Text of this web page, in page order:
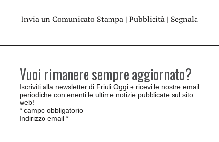
Invia un Comunicato Stampa | Pubblicità | Segnala
Vuoi rimanere sempre aggiornato?
Iscriviti alla newsletter di Friuli Oggi e ricevi le nostre email
periodiche contenenti le ultime notizie pubblicate sul sito
web!
* campo obbligatorio
Indirizzo email *